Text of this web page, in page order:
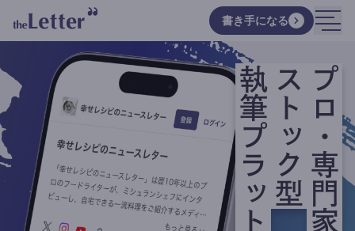
書き手になる
ストック型